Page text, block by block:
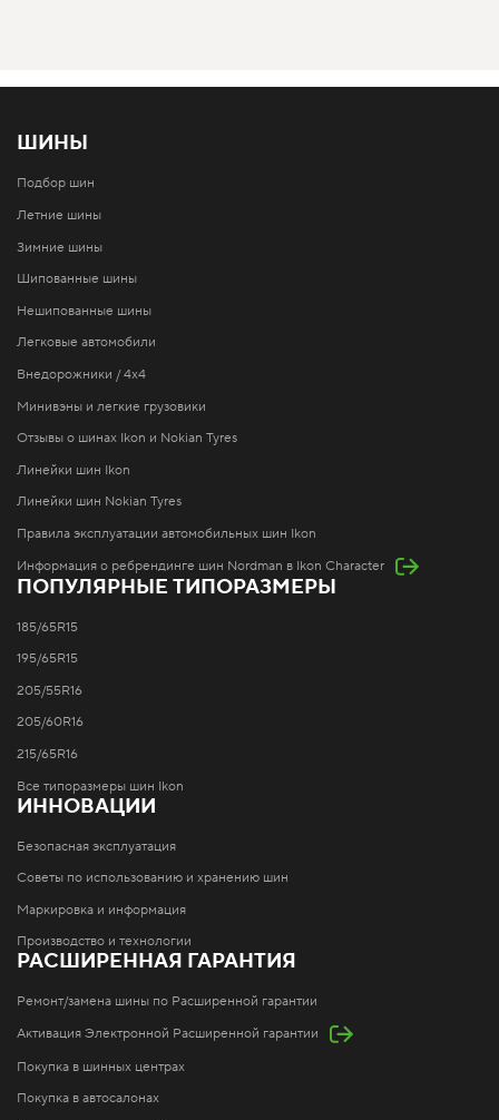
ШИНЫ
Подбор шин
Летние шины
Зимние шины
Шипованные шины
Нешипованные шины
Легковые автомобили
Внедорожники / 4x4
Минивэны и легкие грузовики
Отзывы о шинах Ikon и Nokian Tyres
Линейки шин Ikon
Линейки шин Nokian Tyres
Правила эксплуатации автомобильных шин Ikon
Информация о ребрендинге шин Nordman в Ikon Character
ПОПУЛЯРНЫЕ ТИПОРАЗМЕРЫ
185/65R15
195/65R15
205/55R16
205/60R16
215/65R16
Все типоразмеры шин Ikon
ИННОВАЦИИ
Безопасная эксплуатация
Советы по использованию и хранению шин
Маркировка и информация
Производство и технологии
РАСШИРЕННАЯ ГАРАНТИЯ
Ремонт/замена шины по Расширенной гарантии
Активация Электронной Расширенной гарантии
Покупка в шинных центрах
Покупка в автосалонах